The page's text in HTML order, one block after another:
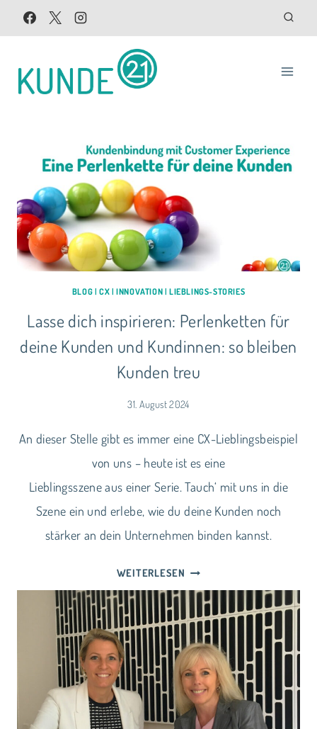
Inhalt
BLOG |CX |INNOVATION | LIEBLINGS-STORIES
Lasse dich inspirieren: Perlenketten für
deine Kunden und Kundinnen: so bleiben
Kunden treu
31. August 2024
An dieser Stelle gibt es immer eine CX-Lieblingsbeispiel
von uns – heute ist es eine
Lieblingsszene aus einer Serie. Tauch‘ mit uns in die
Szene ein und erlebe, wie du deine Kunden noch
stärker an dein Unternehmen binden kannst.
WEITERLESEN LASSE
DICH
INSPIRIEREN:
PERLENKETTEN
FÜR
DEINE
KUNDEN
UND
KUNDINNEN: